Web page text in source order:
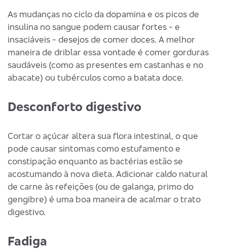
As mudanças no ciclo da dopamina e os picos de
insulina no sangue podem causar fortes - e
insaciáveis - desejos de comer doces. A melhor
maneira de driblar essa vontade é comer gorduras
saudáveis (como as presentes em castanhas e no
abacate) ou tubérculos como a batata doce.
Desconforto digestivo
Cortar o açúcar altera sua flora intestinal, o que
pode causar sintomas como estufamento e
constipação enquanto as bactérias estão se
acostumando à nova dieta. Adicionar caldo natural
de carne às refeições (ou de galanga, primo do
gengibre) é uma boa maneira de acalmar o trato
digestivo.
Fadiga